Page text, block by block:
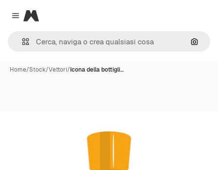
Close menu
Magnific
Cerca
Home/Stock/Vettori/Icona della bottigli…